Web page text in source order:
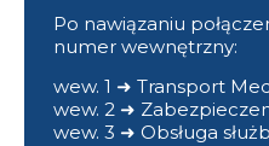
Po nawiązaniu
numer wewnętrzny:
wew. 1 ➜ Transport
wew. 2 ➜
wew. 3 ➜ Obsługa służb